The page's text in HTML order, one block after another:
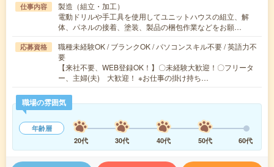
仕事内容
製造（組立・加工）
電動ドリルや手工具を使用してユニットハウスの組立、解
体、パネルの接着、塗装、製品の梱包作業などをお願…
応募資格
職種未経験OK / ブランクOK / パソコンスキル不要 / 英語力不
要
【来社不要、WEB登録OK！】〇未経験大歓迎！〇フリータ
ー、主婦(夫) 大歓迎！ ※お仕事の掛け持ち…
職場の雰囲気
年齢層
20代
30代 40代 50代 60代